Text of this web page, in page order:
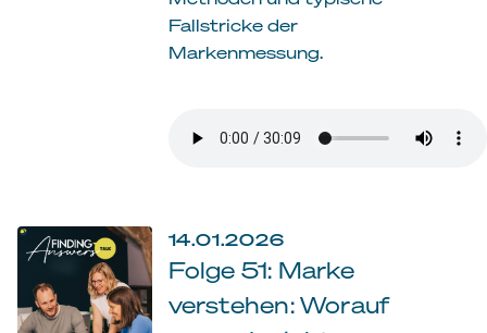
Fallstricke der
Markenmessung.
14.01.2026
Folge 51: Marke
verstehen: Worauf